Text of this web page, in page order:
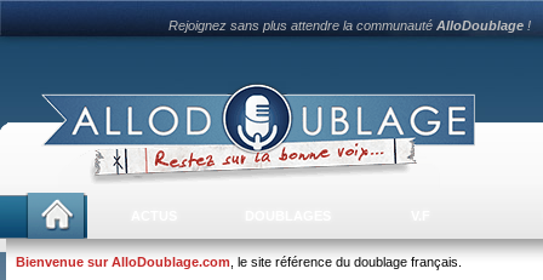
Rejoignez sans plus attendre la communautéAlloDoublage !
Bienvenue sur AlloDoublage.com , le site référence du doublage français.